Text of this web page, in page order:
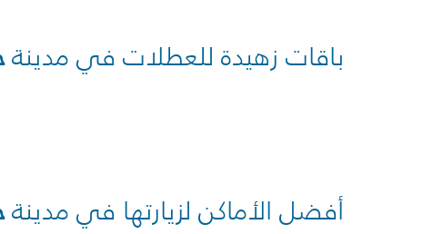
باقات زهيدة للعطلات في مدينة
أفضل الأماكن لزيارتها في مدينة